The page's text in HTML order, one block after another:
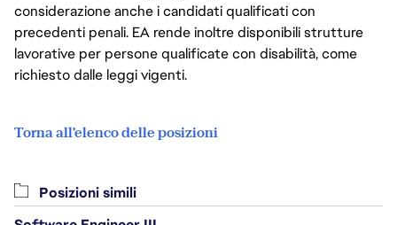
considerazione anche i candidati qualificati con
precedenti penali. EA rende inoltre disponibili strutture
lavorative per persone qualificate con disabilità, come
richiesto dalle leggi vigenti.
Torna all'elenco delle posizioni
Posizioni simili